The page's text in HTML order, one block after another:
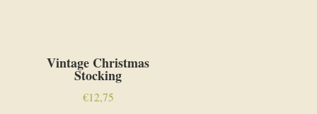
Vintage Christmas
Stocking
€12,75